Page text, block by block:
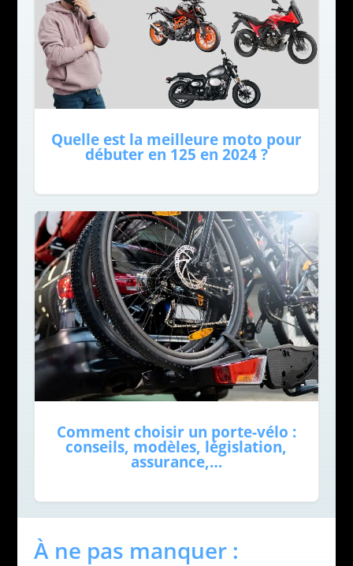
Quelle est la meilleure moto pour
débuter en 125 en 2024 ?
Comment choisir un porte-vélo :
conseils, modèles, législation,
assurance,…
À ne pas manquer :